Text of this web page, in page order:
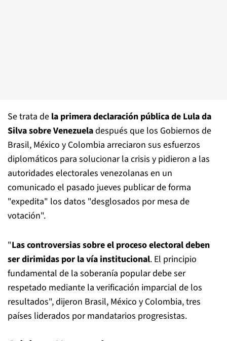
Se trata de la primera declaración pública de Lula da
Silva sobre Venezueladespués que los Gobiernos de
Brasil, México y Colombia arreciaron sus esfuerzos
diplomáticos para solucionar la crisis y pidieron a las
autoridades electorales venezolanas en un
comunicado el pasado jueves publicar de forma
"expedita" los datos "desglosados por mesa de
votación".
"Las controversias sobre el proceso electoral deben
ser dirimidas por la vía institucional. El principio
fundamental de la soberanía popular debe ser
respetado mediante la verificación imparcial de los
resultados", dijeron Brasil, México y Colombia, tres
países liderados por mandatarios progresistas.